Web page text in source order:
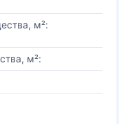
м²:
м²: